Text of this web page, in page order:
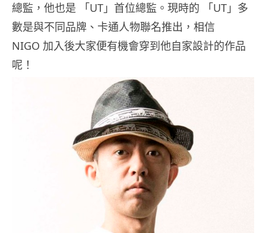
總監，他也是 「UT」首位總監。現時的 「UT」多
數是與不同品牌、卡通人物聯名推出，相信
NIGO 加入後大家便有機會穿到他自家設計的作品
呢！